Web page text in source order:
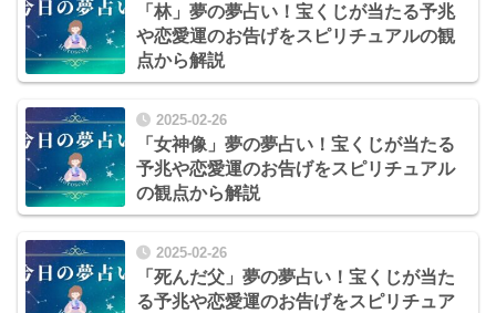
「林」夢の夢占い！宝くじが当たる予兆
や恋愛運のお告げをスピリチュアルの観
点から解説
2025-02-26
「女神像」夢の夢占い！宝くじが当たる
予兆や恋愛運のお告げをスピリチュアル
の観点から解説
2025-02-26
「死んだ父」夢の夢占い！宝くじが当た
る予兆や恋愛運のお告げをスピリチュア